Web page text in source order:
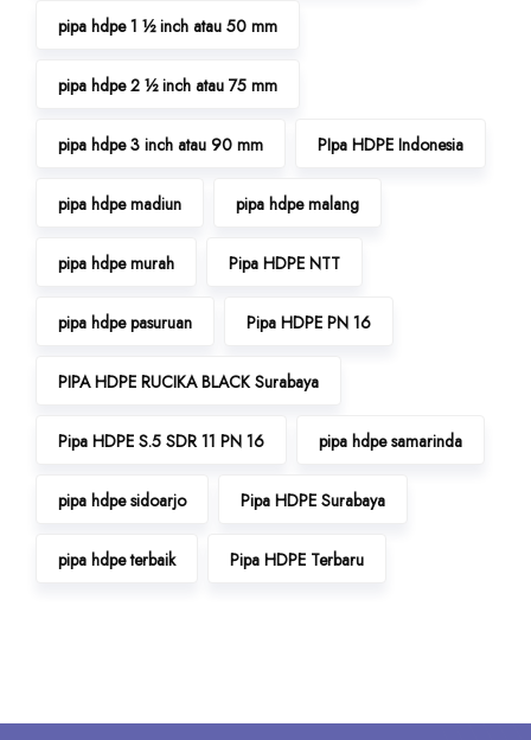
pipa hdpe 1 ½ inch atau 50 mm
pipa hdpe 2 ½ inch atau 75 mm
pipa hdpe 3 inch atau 90 mm PIpa HDPE Indonesia
pipa hdpe madiun pipa hdpe malang
pipa hdpe murah Pipa HDPE NTT
pipa hdpe pasuruan Pipa HDPE PN 16
PIPA HDPE RUCIKA BLACK Surabaya
Pipa HDPE S.5 SDR 11 PN 16 pipa hdpe samarinda
pipa hdpe sidoarjo Pipa HDPE Surabaya
pipa hdpe terbaik Pipa HDPE Terbaru